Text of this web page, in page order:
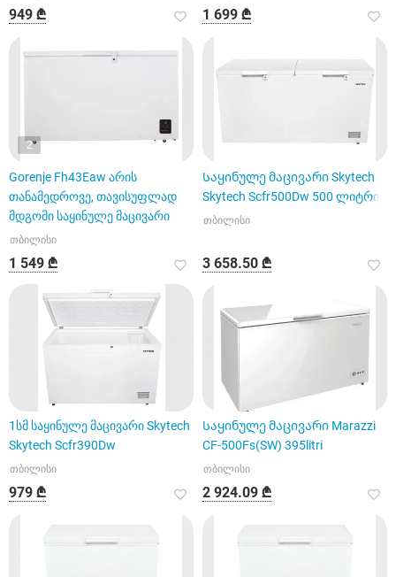
949 ₾ 1 699 ₾
2
Gorenje Fh43Eaw არის
თანამედროვე, თავისუფლად
მდგომი საყინულე მაცივარი
თბილისი
1 549 ₾
Საყინულე მაცივარი Skytech
Skytech Scfr500Dw 500 ლიტრი
თბილისი
3 658.50 ₾
1სმ საყინულე მაცივარი Skytech
Skytech Scfr390Dw
თბილისი
979 ₾
Საყინულე მაცივარი Marazzi
CF-500Fs(SW) 395litri
თბილისი
2 924.09 ₾